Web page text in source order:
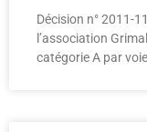
Décision n° 2011-
l’association
catégorie A par